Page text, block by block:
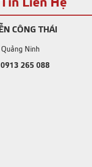
CÔNG THÁI
Ninh
0913 265 088